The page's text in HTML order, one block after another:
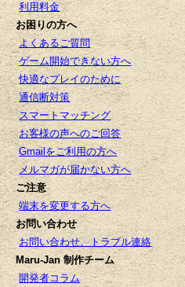
利用料金
お困りの方へ
よくあるご質問
ゲーム開始できない方へ
快適なプレイのために
通信断対策
スマートマッチング
お客様の声へのご回答
Gmailをご利用の方へ
メルマガが届かない方へ
ご注意
端末を変更する方へ
お問い合わせ
お問い合わせ、トラブル連絡
Maru-Jan 制作チーム
開発者コラム